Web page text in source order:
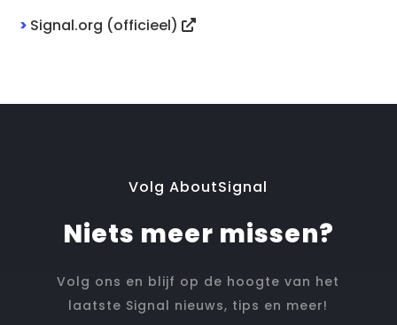
> Signal.org (officieel)
Volg AboutSignal
Niets meer missen?
Volg ons en blijf op de hoogte van het
laatste Signal nieuws, tips en meer!